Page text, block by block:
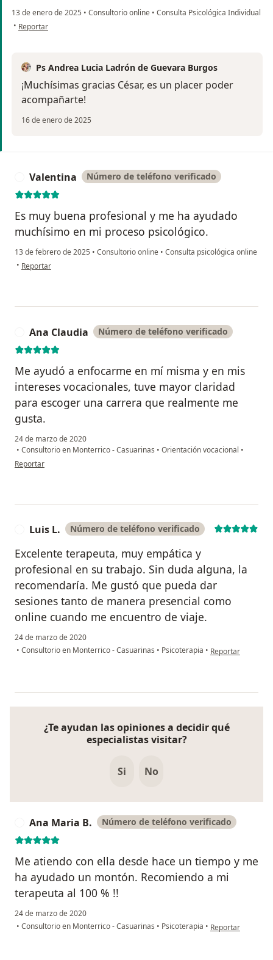
13 de enero de 2025 • Consultorio online • Consulta Psicológica Individual
• en opinión del usuario Cesar Salazar Moreno
Reportar
Ps Andrea Lucia Ladrón de Guevara Burgos
¡Muchísimas gracias César, es un placer poder
acompañarte!
16 de enero de 2025
Valentina Número de teléfono verificado
Es muy buena profesional y me ha ayudado
muchísimo en mi proceso psicológico.
13 de febrero de 2025 • Consultorio online • Consulta psicológica online
• en opinión del usuario Valentina
Reportar
Ana Claudia Número de teléfono verificado
Me ayudó a enfocarme en mí misma y en mis
intereses vocacionales, tuve mayor claridad
para escoger una carrera que realmente me
gusta.
24 de marzo de 2020
• Consultorio en Monterrico - Casuarinas • Orientación vocacional •
en opinión del usuario Ana Claudia
Reportar
Luis L. Número de teléfono verificado
Excelente terapeuta, muy empática y
profesional en su trabajo. Sin duda alguna, la
recomendaría. Me gustó que pueda dar
sesiones tanto de manera presencial como
online cuando me encuentro de viaje.
24 de marzo de 2020
• Consultorio en Monterrico - Casuarinas • Psicoterapia • en opinión del
Reportar
¿Te ayudan las opiniones a decidir qué
especialistas visitar?
Si No
Ana Maria B. Número de teléfono verificado
Me atiendo con ella desde hace un tiempo y me
ha ayudado un montón. Recomiendo a mi
terapeuta al 100 % !!
24 de marzo de 2020
• Consultorio en Monterrico - Casuarinas • Psicoterapia • en opinión del
Reportar